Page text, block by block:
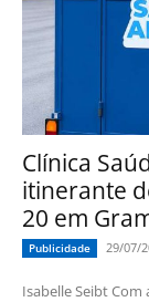
Clínica
itinerante
20 em
Publicidade 29/07/
Isabelle Seibt Com a expectativa de imunizar mais de 10 mil animais